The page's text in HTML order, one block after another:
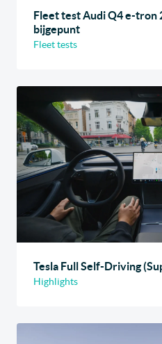
Fleet test Audi Q4 e-tron
bijgepunt
Fleet tests
Tesla Full Self-Driving
Highlights